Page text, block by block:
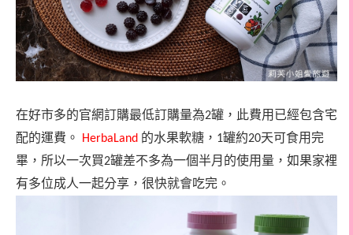
在好市多的官網訂購最低訂購量為2罐，此費用已經包含宅
配的運費。 HerbaLand 的水果軟糖， 1罐約20天可食用完
畢，所以一次買2罐差不多為一個半月的使用量，如果家裡
有多位成人一起分享，很快就會吃完。